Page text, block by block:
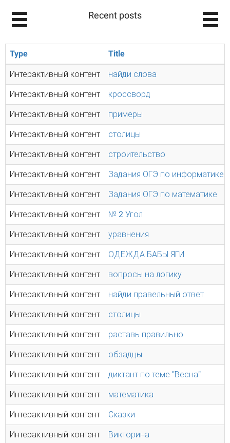
Recent posts
Type Title
Интерактивный контент найди слова
Интерактивный контент кроссворд
Интерактивный контент примеры
Интерактивный контент столицы
Интерактивный контент строительство
Интерактивный контент Задания ОГЭ по информатике
Интерактивный контент Задания ОГЭ по математике
Интерактивный контент № 2 Угол
Интерактивный контент уравнения
Интерактивный контент ОДЕЖДА БАБЫ ЯГИ
Интерактивный контент вопросы на логику
Интерактивный контент найди правельный ответ
Интерактивный контент столицы
Интерактивный контент раставь правильно
Интерактивный контент обзадцы
Интерактивный контент диктант по теме "Весна"
Интерактивный контент математика
Интерактивный контент Сказки
Интерактивный контент Викторина